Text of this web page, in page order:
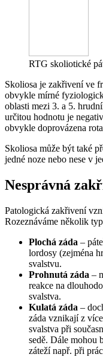
RTG skoliotické
Skoliosa je zakřivení ve
obvykle mírné
oblasti mezi 3. a 5.
určitou hodnotu je
obvykle doprovázena
Skoliosa může být také
jedné noze nebo nese v
Nesprávná
Patologická zakřivení
Rozeznáváme několik
Plochá záda –
lordosy (zejména
svalstvu.
Prohnutá záda –
reakce na
svalstva.
Kulatá záda –
záda vznikají z
svalstva při
sedě. Dále mohou
záteží např. při